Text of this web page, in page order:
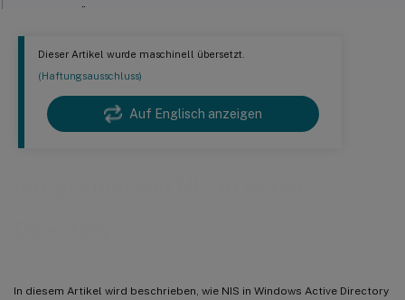
Dieser Artikel wurde maschinell übersetzt.
(Haftungsausschluss)
Auf Englisch anzeigen
In diesem Artikel wird beschrieben, wie NIS in Windows Active Directory